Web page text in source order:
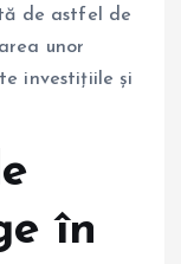
de astfel de
unor
investițiile și
în